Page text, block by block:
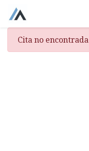
Cita no encontrada